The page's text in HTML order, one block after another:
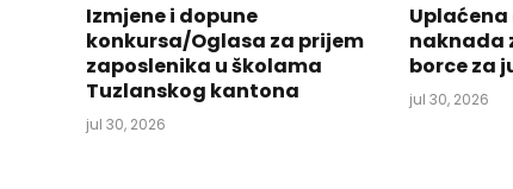
Izmjene i dopune
konkursa/Oglasa za prijem
zaposlenika u školama
Tuzlanskog kantona
jul 30, 2026
naknada
borce za
jul 30, 2026